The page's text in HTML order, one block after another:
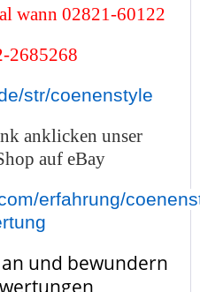
wann 02821-60122
2685268
str/coenenstyle
anklicken unser
auf eBay
erfahrung/
und bewundern